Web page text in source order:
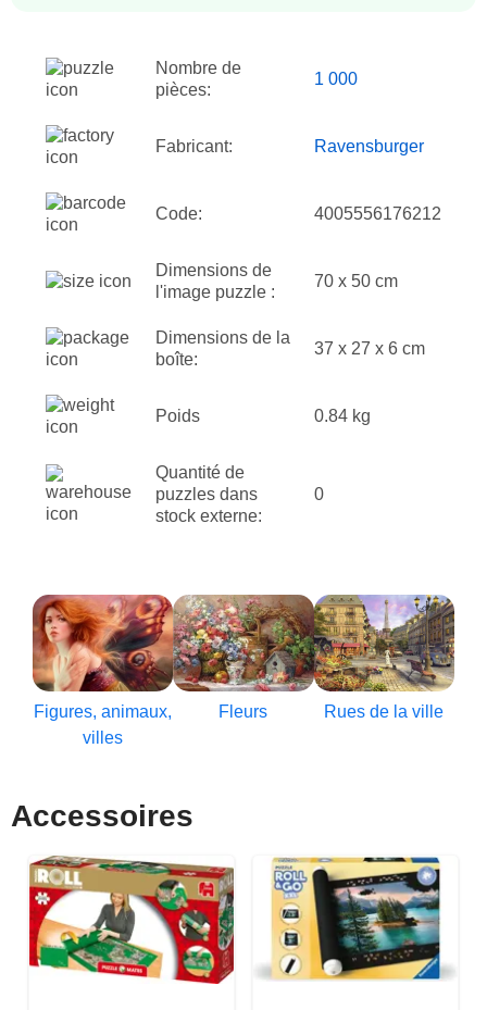
Nombre de
pièces:
1 000
Fabricant: Ravensburger
Code: 4005556176212
Dimensions de
l'image puzzle :
70 x 50 cm
Dimensions de la
boîte:
37 x 27 x 6 cm
Poids 0.84 kg
Quantité de
puzzles dans
stock externe:
0
Figures, animaux,
villes
Fleurs Rues de la ville
Accessoires